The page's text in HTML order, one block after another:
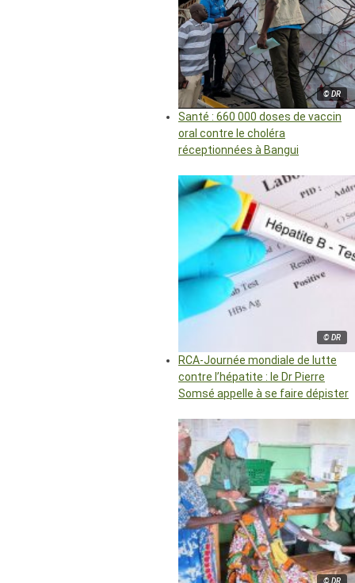
© DR
Santé : 660 000 doses de vaccin
oral contre le choléra
réceptionnées à Bangui
© DR
RCA-Journée mondiale de lutte
contre l’hépatite : le Dr Pierre
Somsé appelle à se faire dépister
© DR